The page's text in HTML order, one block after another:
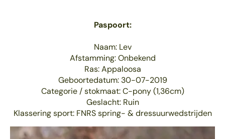
Paspoort:
Naam: Lev
Afstamming: Onbekend
Ras: Appaloosa
Geboortedatum: 30-07-2019
Categorie / stokmaat: C-pony (1,36cm)
Geslacht: Ruin
Klassering sport: FNRS spring- & dressuurwedstrijden